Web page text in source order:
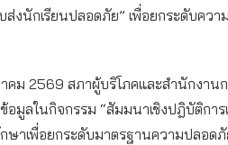
งนักเรียนปลอดภัย” เพื่อยกระดับควา
ม 2569 สภาผู้บริโภคและสำนักงาน
อมูลในกิจกรรม “สัมมนาเชิงปฎิบัติกา
ษาเพื่อยกระดับมาตรฐานความปลอด